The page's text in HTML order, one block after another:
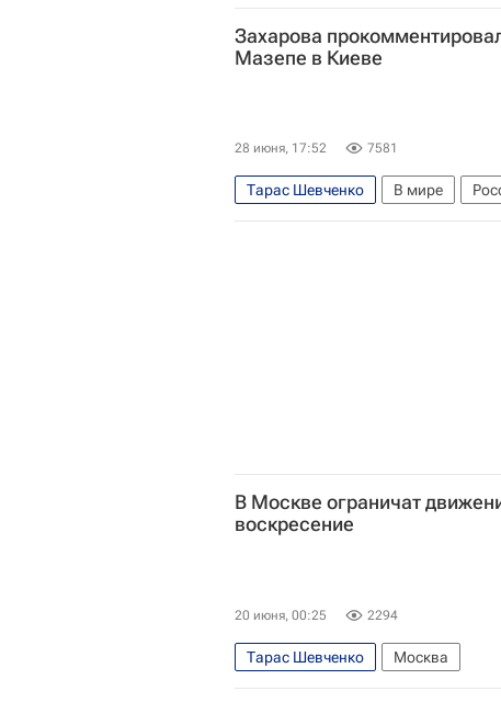
Владимир Зеленский
Русская
Захарова
Мазепе в Киеве
28 июня, 17:52 7581
Тарас Шевченко В мире
Мария Захарова
В Москве ограничат
воскресение
20 июня, 00:25 2294
Тарас Шевченко Москва